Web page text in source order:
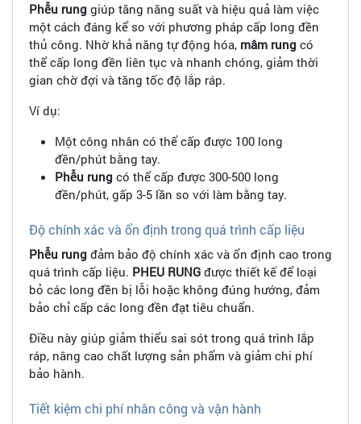
Phễu rung giúp tăng năng suất và hiệu quả làm việc
một cách đáng kể so với phương pháp cấp long đền
thủ công. Nhờ khả năng tự động hóa, mâm rung có
thể cấp long đền liên tục và nhanh chóng, giảm thời
gian chờ đợi và tăng tốc độ lắp ráp.
Ví dụ:
Một công nhân có thể cấp được 100 long
đền/phút bằng tay.
Phễu rung có thể cấp được 300-500 long
đền/phút, gấp 3-5 lần so với làm bằng tay.
Độ chính xác và ổn định trong quá trình cấp liệu
Phễu rung đảm bảo độ chính xác và ổn định cao trong
quá trình cấp liệu. PHEU RUNG được thiết kế để loại
bỏ các long đền bị lỗi hoặc không đúng hướng, đảm
bảo chỉ cấp các long đền đạt tiêu chuẩn.
Điều này giúp giảm thiểu sai sót trong quá trình lắp
ráp, nâng cao chất lượng sản phẩm và giảm chi phí
bảo hành.
Tiết kiệm chi phí nhân công và vận hành